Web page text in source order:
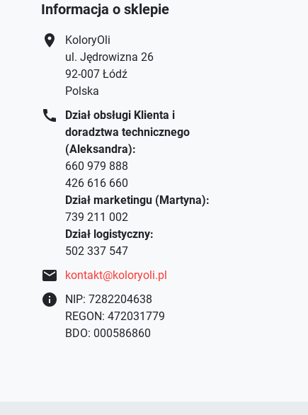
Informacja o sklepie
location_on
KoloryOli
ul. Jędrowizna 26
92-007 Łódź
Polska
call
Dział obsługi Klienta i
doradztwa technicznego
(Aleksandra):
660 979 888
426 616 660
Dział marketingu (Martyna):
739 211 002
Dział logistyczny:
502 337 547
mail kontakt@koloryoli.pl
info
NIP: 7282204638
REGON: 472031779
BDO: 000586860